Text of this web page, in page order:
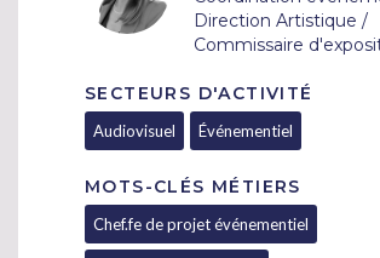
Direction Artistique /
Commissaire
SECTEURS D'ACTIVITÉ
Audiovisuel Événementiel
MOTS-CLÉS MÉTIERS
Chef.fe de projet événementiel